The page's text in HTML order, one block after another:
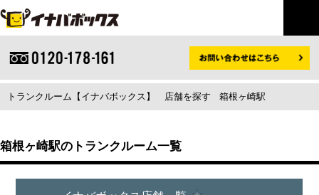
トランクルーム【イナバボックス】 店舗を探す 箱根ヶ崎駅
箱根ヶ崎駅のトランクルーム一覧